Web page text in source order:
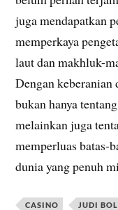
juga mendapatkan
memperkaya
laut dan makhluk-
Dengan
bukan hanya
melainkan juga
memperluas batas-
dunia yang penuh
CASINO JUDI